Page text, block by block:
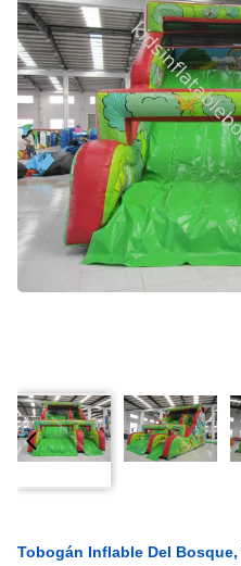
Tobogán Inflable Del